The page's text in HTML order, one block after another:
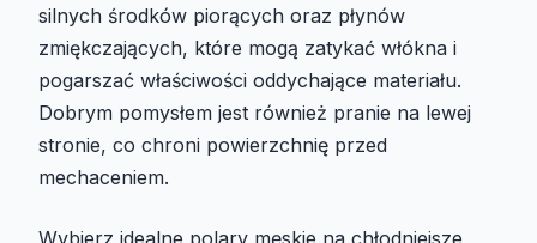
silnych środków piorących oraz płynów
zmiękczających, które mogą zatykać włókna i
pogarszać właściwości oddychające materiału.
Dobrym pomysłem jest również pranie na lewej
stronie, co chroni powierzchnię przed
mechaceniem.
Wybierz idealne polary męskie na chłodniejsze